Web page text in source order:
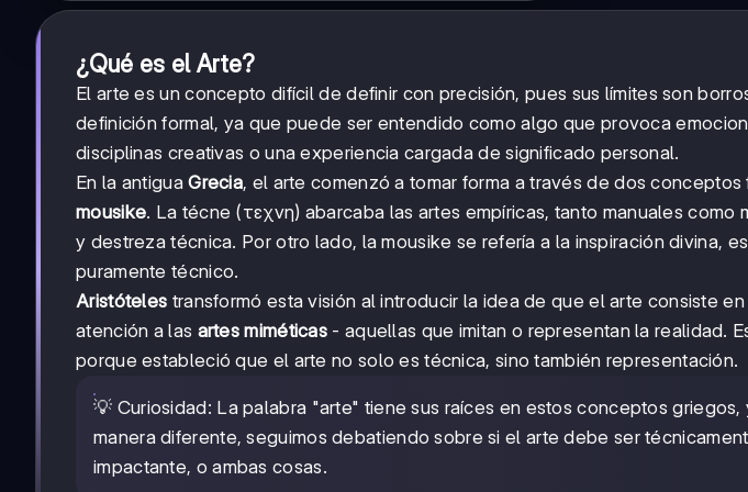
¿Qué es el Arte?
El arte es un concepto difícil de definir con precisión, pues sus límites son
definición formal, ya que puede ser entendido como algo que provoca
disciplinas creativas o una experiencia cargada de significado personal.
En la antiguaGrecia, el arte comenzó a tomar forma a través de dos conceptos
mousike. La técne (τεχvη) abarcaba las artes empíricas, tanto manuales
y destreza técnica. Por otro lado, la mousike se refería a la inspiración divina,
puramente técnico.
Aristóteles transformó esta visión al introducir la idea de que el arte consiste
atención a las artes miméticas - aquellas que imitan o representan la realidad.
porque estableció que el arte no solo es técnica, sino también representación.
💡 Curiosidad: La palabra "arte" tiene sus raíces en estos conceptos
manera diferente, seguimos debatiendo sobre si el arte debe ser
impactante, o ambas cosas.